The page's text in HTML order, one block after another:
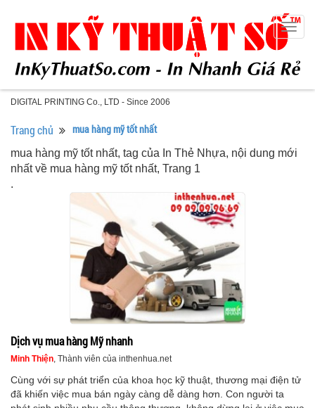
DIGITAL PRINTING Co., LTD - Since 2006
Trang chủ mua hàng mỹ tốt nhất
mua hàng mỹ tốt nhất, tag của In Thẻ Nhựa, nội dung mới
nhất về mua hàng mỹ tốt nhất, Trang 1
.
Dịch vụ mua hàng Mỹ nhanh
Minh Thiện, Thành viên của inthenhua.net
Cùng với sự phát triển của khoa học kỹ thuật, thương mại điện tử
đã khiến việc mua bán ngày càng dễ dàng hơn. Con người ta